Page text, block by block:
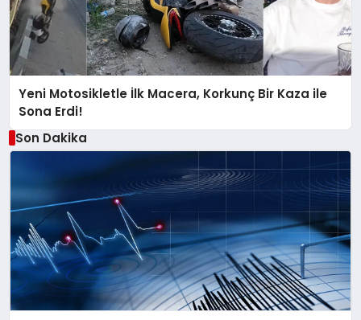
Yeni Motosikletle İlk Macera, Korkunç Bir Kaza ile
Sona Erdi!
Son Dakika